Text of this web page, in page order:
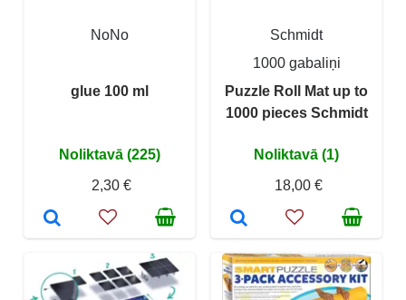
NoNo
glue 100 ml
Noliktavā (225)
2,30 €
Schmidt
1000 gabaliņi
Puzzle Roll Mat up to
1000 pieces Schmidt
Noliktavā (1)
18,00 €